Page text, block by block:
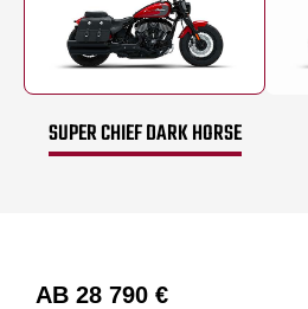
SUPER CHIEF DARK HORSE
AB 28 790 €